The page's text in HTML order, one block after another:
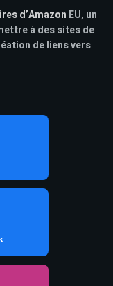
d’Amazon EU, un
à des sites de
de liens vers